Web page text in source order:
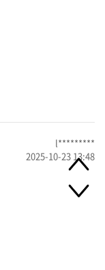
l*********
2025-10-23 13:48